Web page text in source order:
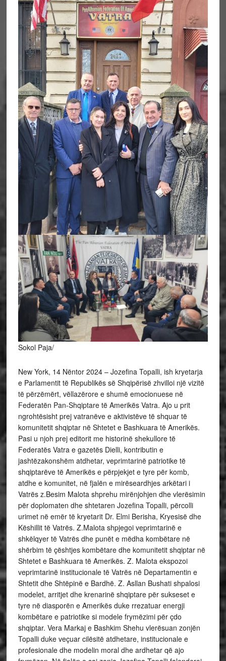
Sokol Paja/
New York, 14 Nëntor 2024 – Jozefina Topalli, ish kryetarja
e Parlamentit të Republikës së Shqipërisë zhvilloi një vizitë
të përzëmërt, vëllazërore e shumë emocionuese në
Federatën Pan-Shqiptare të Amerikës Vatra. Ajo u prit
ngrohtësisht prej vatranëve e aktivistëve të shquar të
komunitetit shqiptar në Shtetet e Bashkuara të Amerikës.
Pasi u njoh prej editorit me historinë shekullore të
Federatës Vatra e gazetës Dielli, kontributin e
jashtëzakonshëm atdhetar, veprimtarinë patriotike të
shqiptarëve të Amerikës e përpjekjet e tyre për komb,
atdhe e komunitet, në fjalën e mirëseardhjes arkëtari i
Vatrës z.Besim Malota shprehu mirënjohjen dhe vlerësimin
për doplomaten dhe shtetaren Jozefina Topalli, përcolli
urimet në emër të kryetarit Dr. Elmi Berisha, Kryesisë dhe
Këshillit të Vatrës. Z.Malota shpjegoi veprimtarinë e
shkëlqyer të Vatrës dhe punët e mëdha kombëtare në
shërbim të çështjes kombëtare dhe komunitetit shqiptar në
Shtetet e Bashkuara të Amerikës. Z. Malota ekspozoi
veprimtarinë institucionale të Vatrës në Departamentin e
Shtetit dhe Shtëpinë e Bardhë. Z. Asllan Bushati shpalosi
modelet, arritjet dhe krenarinë shqiptare për sukseset e
tyre në diasporën e Amerikës duke rrezatuar energji
kombëtare e patriotike si modele frymëzimi për çdo
shqiptar. Vera Markaj e Bashkim Shehu vlerësuan zonjën
Topalli duke veçuar cilësitë atdhetare, institucionale e
profesionale dhe modelin moral dhe ardhetar që ajo